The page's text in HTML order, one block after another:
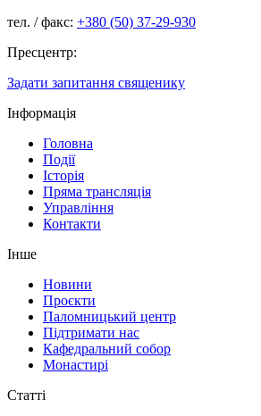
тел. / факс: +380 (50) 37-29-930
Пресцентр:
Задати запитання священику
Інформація
Головна
Події
Історія
Пряма трансляція
Управління
Контакти
Інше
Новини
Проєкти
Паломницький центр
Підтримати нас
Кафедральний собор
Монастирі
Статті